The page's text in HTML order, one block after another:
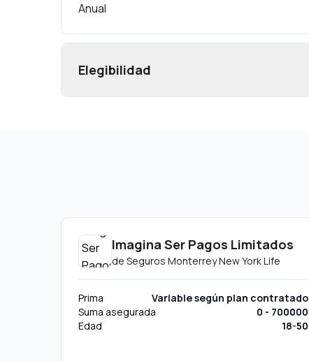
Anual
Elegibilidad
Imagina Ser Pagos Limitados
de Seguros Monterrey New York Life
Prima
Variable según plan contratado
Suma asegurada
0 - 700000
Edad
18-50